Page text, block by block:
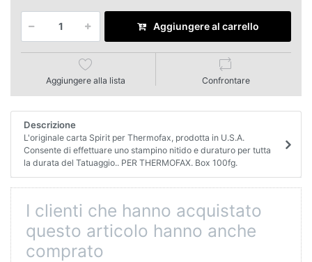
Aggiungere al carrello
Aggiungere alla lista Confrontare
Descrizione
L'originale carta Spirit per Thermofax, prodotta in U.S.A.
Consente di effettuare uno stampino nitido e duraturo per tutta
la durata del Tatuaggio.. PER THERMOFAX. Box 100fg.
I clienti che hanno acquistato
questo articolo hanno anche
comprato